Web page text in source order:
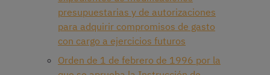
presupuestarias y de autorizaciones
para adquirir compromisos de gasto
con cargo a ejercicios futuros
Orden de 1 de febrero de 1996 por la